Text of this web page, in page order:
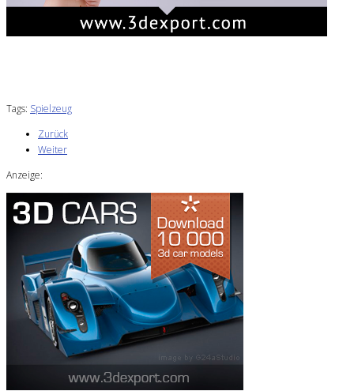
Tags: Spielzeug
Zurück
Weiter
Anzeige: